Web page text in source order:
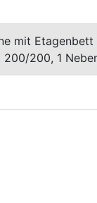
mit
200, 1